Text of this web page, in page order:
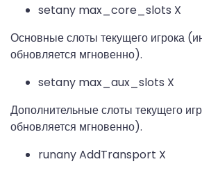
setany max_core_slots X
Основные слоты текущего игрока
обновляется мгновенно).
setany max_aux_slots X
Дополнительные слоты текущего
обновляется мгновенно).
runany AddTransport X